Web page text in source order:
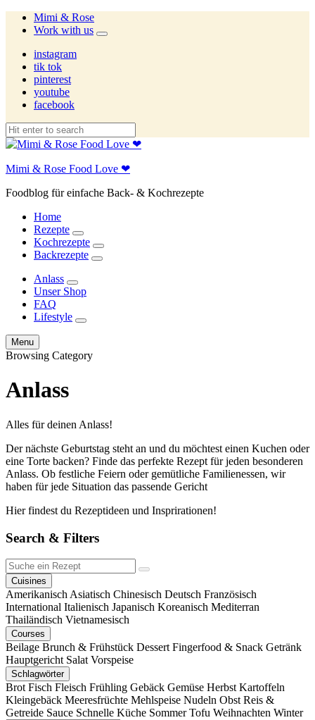
Mimi & Rose
Work with us
expand
instagram
tik tok
pinterest
youtube
facebook
Mimi & Rose Food Love ❤
Foodblog für einfache Back- & Kochrezepte
Home
Rezepte
expand
child
menu
Kochrezepte
expand
child
Backrezepte
expand
Anlass
expand
child
Unser Shop
FAQ
Lifestyle
expand
Search
Menu
Browsing Category
Anlass
Alles für deinen Anlass!
Der nächste Geburtstag steht an und du möchtest einen Kuchen oder
eine Torte backen? Finde das perfekte Rezept für jeden besonderen
Anlass. Ob festliche Feiern oder gemütliche Familienessen, wir
haben für jede Situation das passende Gericht
Hier findest du Rezeptideen und Insprirationen!
Search & Filters
Suche
ein
Rezept
Search
Cuisines
Amerikanisch Asiatisch Chinesisch Deutsch Französisch
International Italienisch Japanisch Koreanisch Mediterran
Thailändisch Vietnamesisch
Courses
Beilage Brunch & Frühstück Dessert Fingerfood & Snack Getränk
Hauptgericht Salat Vorspeise
Schlagwörter
Brot Fisch Fleisch Frühling Gebäck Gemüse Herbst Kartoffeln
Kleingebäck Meeresfrüchte Mehlspeise Nudeln Obst Reis &
Getreide Sauce Schnelle Küche SommerTofu Weihnachten Winter